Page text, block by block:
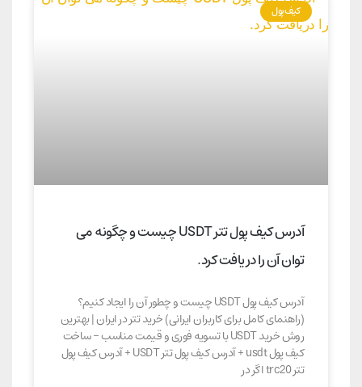
کیف پول
آدرس کیف پول تتر USDT چیست و چگونه می
توان آن را دریافت کرد.
آدرس کیف پول USDT چیست و چطور آن را ایجاد کنیم؟
(راهنمای کامل برای کاربران ایرانی) خرید تتر در ایران | بهترین
روش خرید USDT با تسویه فوری و قیمت مناسب – ساخت
کیف پول usdt + آدرس کیف پول تتر USDT + آدرس کیف پول
تتر trc20 اگر در